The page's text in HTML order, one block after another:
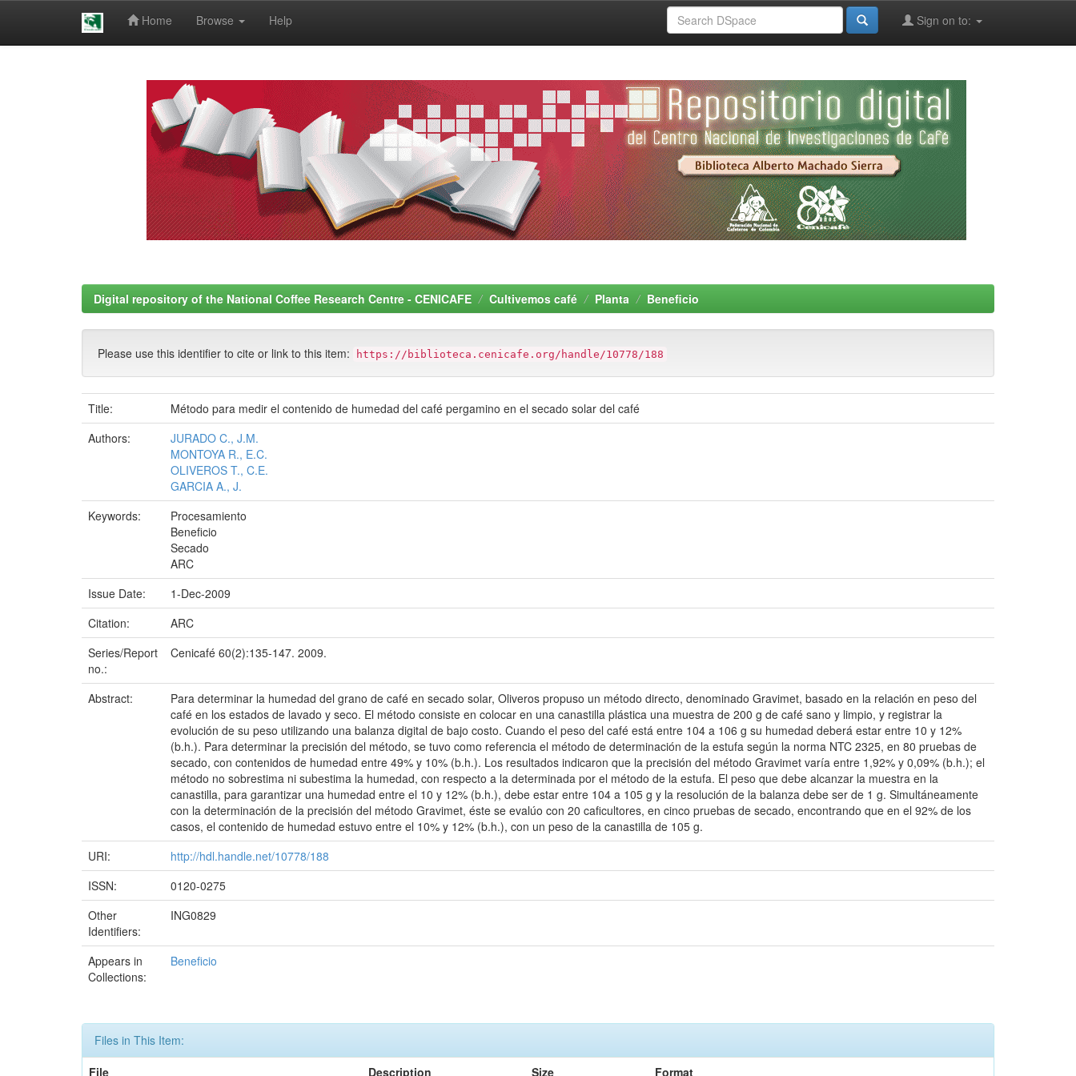
Home Browse Help Sign on to:
Digital repository of the National Coffee Research Centre - CENICAFE Cultivemos café Planta Beneficio
Please use this identifier to cite or link to this item: https://biblioteca.cenicafe.org/handle/10778/188
Title:
Método para medir el contenido de humedad del café pergamino en el secado solar del café
Authors:
JURADO C., J.M.
MONTOYA R., E.C.
OLIVEROS T., C.E.
GARCIA A., J.
Keywords:
Procesamiento
Beneficio
Secado
ARC
Issue Date:
1-Dec-2009
Citation:
ARC
Series/Report
no.:
Cenicafé 60(2):135-147. 2009.
Abstract:
Para determinar la humedad del grano de café en secado solar, Oliveros propuso un método directo, denominado Gravimet, basado en la relación en peso del
café en los estados de lavado y seco. El método consiste en colocar en una canastilla plástica una muestra de 200 g de café sano y limpio, y registrar la
evolución de su peso utilizando una balanza digital de bajo costo. Cuando el peso del café está entre 104 a 106 g su humedad deberá estar entre 10 y 12%
(b.h.). Para determinar la precisión del método, se tuvo como referencia el método de determinación de la estufa según la norma NTC 2325, en 80 pruebas de
secado, con contenidos de humedad entre 49% y 10% (b.h.). Los resultados indicaron que la precisión del método Gravimet varía entre 1,92% y 0,09% (b.h.); el
método no sobrestima ni subestima la humedad, con respecto a la determinada por el método de la estufa. El peso que debe alcanzar la muestra en la
canastilla, para garantizar una humedad entre el 10 y 12% (b.h.), debe estar entre 104 a 105 g y la resolución de la balanza debe ser de 1 g. Simultáneamente
con la determinación de la precisión del método Gravimet, éste se evalúo con 20 caficultores, en cinco pruebas de secado, encontrando que en el 92% de los
casos, el contenido de humedad estuvo entre el 10% y 12% (b.h.), con un peso de la canastilla de 105 g.
URI:
http://hdl.handle.net/10778/188
ISSN:
0120-0275
Other
Identifiers:
ING0829
Appears in
Collections:
Beneficio
Files in This Item:
File
Description Size Format